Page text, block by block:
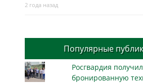
2 года назад
Популярные
Росгвардия
бронированную